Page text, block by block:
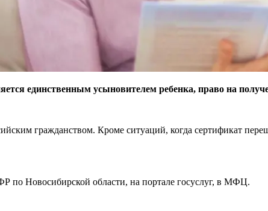
единственным усыновителем ребенка, право на
гражданством. Кроме ситуаций, когда сертификат
по Новосибирской области, на портале госуслуг, в МФЦ.